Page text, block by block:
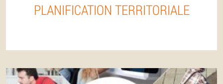
PLANIFICATION TERRITORIALE